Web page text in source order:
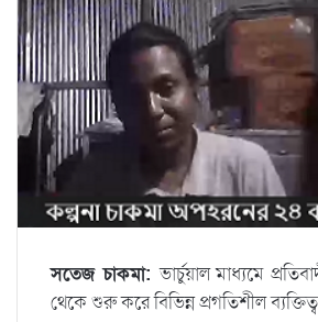
সতেজ চাকমা:ভার্চুয়াল মাধ্যমে
থেকে শুরু করে বিভিন্ন প্রগতিশীল